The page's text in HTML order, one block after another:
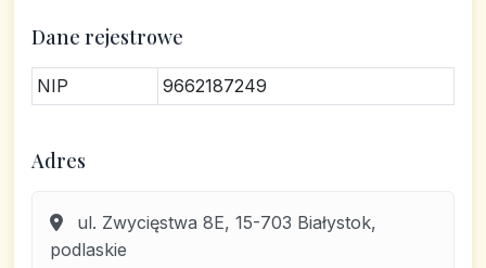
Dane rejestrowe
NIP 9662187249
Adres
ul. Zwycięstwa 8E, 15-703 Białystok,
podlaskie